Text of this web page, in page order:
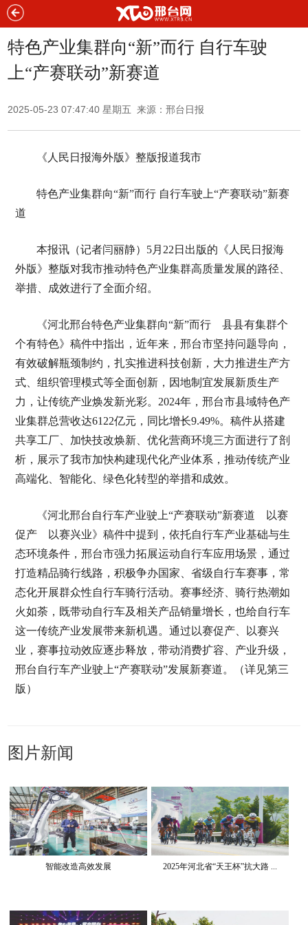
特色产业集群向“新”而行 自行车驶
上“产赛联动”新赛道
2025-05-23 07:47:40 星期五 来源：邢台日报
《人民日报海外版》整版报道我市
特色产业集群向“新”而行 自行车驶上“产赛联动”新赛
道
本报讯（记者闫丽静）5月22日出版的《人民日报海
外版》整版对我市推动特色产业集群高质量发展的路径、
举措、成效进行了全面介绍。
《河北邢台特色产业集群向“新”而行 县县有集群个
个有特色》稿件中指出，近年来，邢台市坚持问题导向，
有效破解瓶颈制约，扎实推进科技创新，大力推进生产方
式、组织管理模式等全面创新，因地制宜发展新质生产
力，让传统产业焕发新光彩。2024年，邢台市县域特色产
业集群总营收达6122亿元，同比增长9.49%。稿件从搭建
共享工厂、加快技改焕新、优化营商环境三方面进行了剖
析，展示了我市加快构建现代化产业体系，推动传统产业
高端化、智能化、绿色化转型的举措和成效。
《河北邢台自行车产业驶上“产赛联动”新赛道 以赛
促产 以赛兴业》稿件中提到，依托自行车产业基础与生
态环境条件，邢台市强力拓展运动自行车应用场景，通过
打造精品骑行线路，积极争办国家、省级自行车赛事，常
态化开展群众性自行车骑行活动。赛事经济、骑行热潮如
火如荼，既带动自行车及相关产品销量增长，也给自行车
这一传统产业发展带来新机遇。通过以赛促产、以赛兴
业，赛事拉动效应逐步释放，带动消费扩容、产业升级，
邢台自行车产业驶上“产赛联动”发展新赛道。（详见第三
版）
图片新闻
智能改造高效发展 2025年河北省“天王杯”抗大路 ...